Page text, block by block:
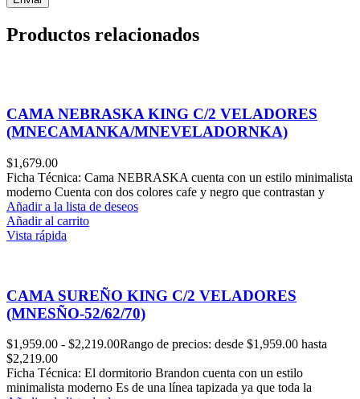
Productos relacionados
CAMA NEBRASKA KING C/2 VELADORES
(MNECAMANKA/MNEVELADORNKA)
$1,679.00
Ficha Técnica: Cama NEBRASKA cuenta con un estilo minimalista
moderno Cuenta con dos colores cafe y negro que contrastan y
Añadir a la lista de deseos
Añadir al carrito
Vista rápida
CAMA SUREÑO KING C/2 VELADORES
(MNESÑO-52/62/70)
$1,959.00 - $2,219.00Rango de precios: desde $1,959.00 hasta
$2,219.00
Ficha Técnica: El dormitorio Brandon cuenta con un estilo
minimalista moderno Es de una línea tapizada ya que toda la